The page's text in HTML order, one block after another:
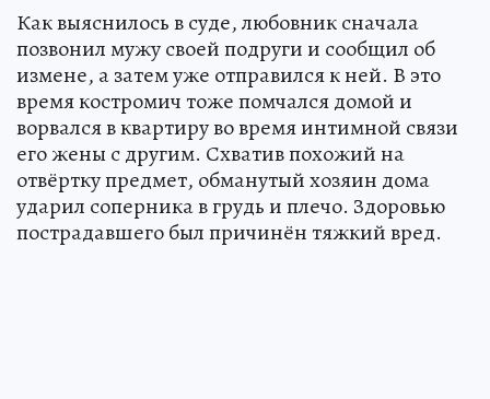
Как выяснилось в суде, любовник сначала
позвонил мужу своей подруги и сообщил об
измене, а затем уже отправился к ней. В это
время костромич тоже помчался домой и
ворвался в квартиру во время интимной связи
его жены с другим. Схватив похожий на
отвёртку предмет, обманутый хозяин дома
ударил соперника в грудь и плечо. Здоровью
пострадавшего был причинён тяжкий вред.